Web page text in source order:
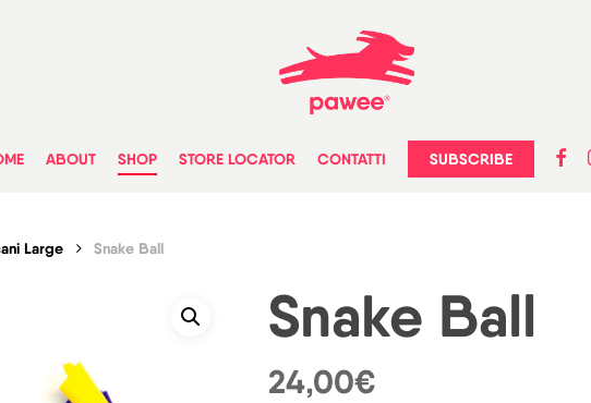
ABOUT SHOP STORE LOCATOR CONTATTI SUBSCRIBE
Large Snake Ball
Snake Ball
24,00€